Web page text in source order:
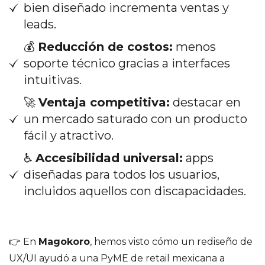
bien diseñado incrementa ventas y
leads.
💰 Reducción de costos: menos
soporte técnico gracias a interfaces
intuitivas.
🚀 Ventaja competitiva: destacar en
un mercado saturado con un producto
fácil y atractivo.
♿ Accesibilidad universal: apps
diseñadas para todos los usuarios,
incluidos aquellos con discapacidades.
👉 En Magokoro, hemos visto cómo un rediseño de
UX/UI ayudó a una PyME de retail mexicana a